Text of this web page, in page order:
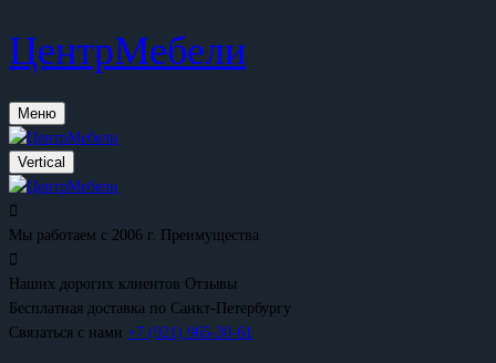
ЦентрМебели
Меню
Vertical
Мы работаем с 2006 г. Преимущества
Наших дорогих клиентов Отзывы
Бесплатная доставка по Санкт-Петербургу
Связаться с нами +7 (921) 965-30-61